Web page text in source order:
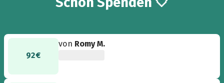
92 €
von Romy M.